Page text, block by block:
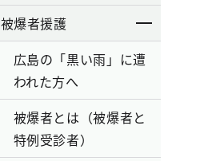
被爆者援護
広島の「黒い雨」に遭
われた方へ
被爆者とは（被爆者と
特例受診者）